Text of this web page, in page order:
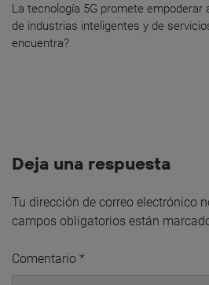
La tecnología 5G promete empoderar
de industrias inteligentes y de
encuentra?
Deja una respuesta
Tu dirección de correo electrónico
campos obligatorios están
Comentario *